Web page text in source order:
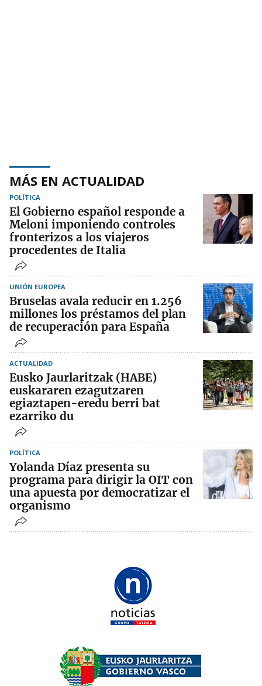
MÁS EN ACTUALIDAD
POLÍTICA
El Gobierno español responde a
Meloni imponiendo controles
fronterizos a los viajeros
procedentes de Italia
UNIÓN EUROPEA
Bruselas avala reducir en 1.256
millones los préstamos del plan
de recuperación para España
ACTUALIDAD
Eusko Jaurlaritzak (HABE)
euskararen ezagutzaren
egiaztapen-eredu berri bat
ezarriko du
POLÍTICA
Yolanda Díaz presenta su
programa para dirigir la OIT con
una apuesta por democratizar el
organismo